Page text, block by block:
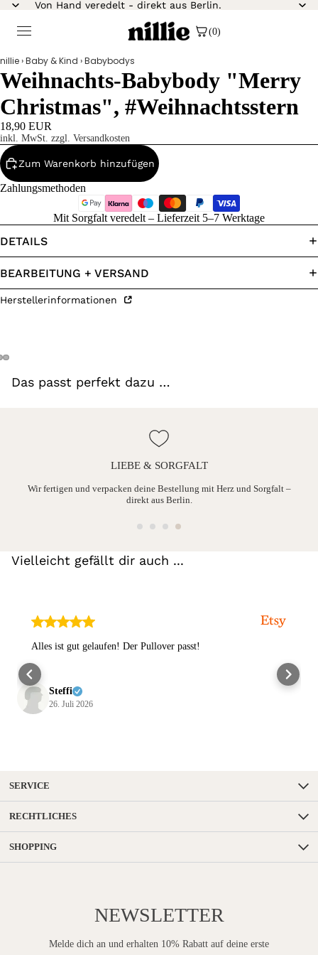
Von Hand veredelt - direkt aus Berlin.
(0)
nillie›Baby & Kind ›Babybodys
Weihnachts-Babybody "Merry
Christmas", #Weihnachtsstern
18,90 EUR
inkl. MwSt. zzgl. Versandkosten
Zum Warenkorb hinzufügen
Zahlungsmethoden
Mit Sorgfalt veredelt – Lieferzeit 5–7 Werktage
DETAILS
BEARBEITUNG + VERSAND
Herstellerinformationen
Das passt perfekt dazu …
LIEBE & SORGFALT
Wir fertigen und verpacken deine Bestellung mit Herz und Sorgfalt –
direkt aus Berlin.
Vielleicht gefällt dir auch ...
Alles ist gut gelaufen! Der Pullover passt!
Steffi
26. Juli 2026
SERVICE
RECHTLICHES
SHOPPING
NEWSLETTER
Melde dich an und erhalten 10% Rabatt auf deine erste